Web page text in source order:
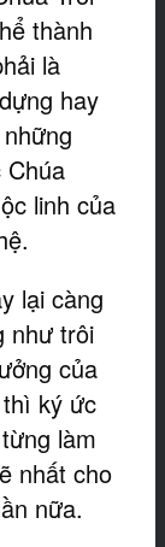
thành
là
hay
linh của
lại càng
như trôi
của
ký ức
làm
nhất cho
nữa.